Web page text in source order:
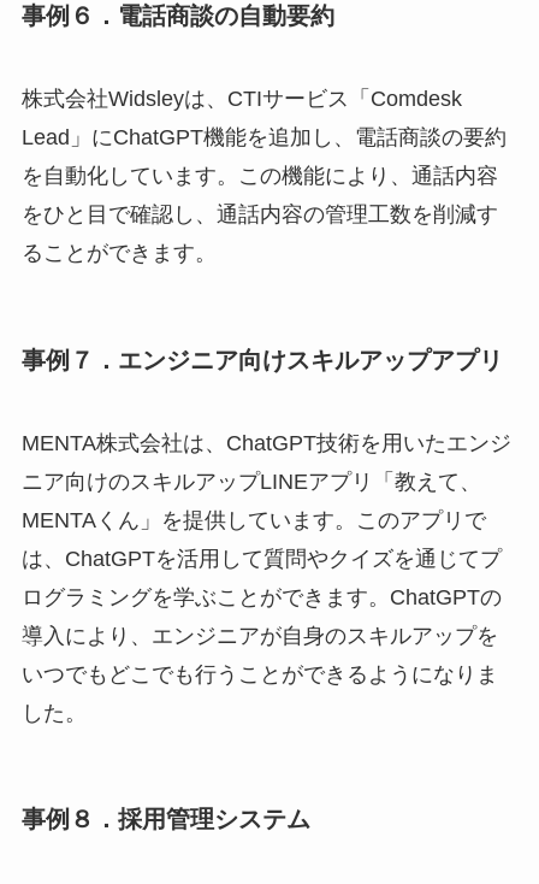
事例６．電話商談の自動要約
株式会社Widsleyは、CTIサービス「Comdesk
Lead」にChatGPT機能を追加し、電話商談の要約
を自動化しています。この機能により、通話内容
をひと目で確認し、通話内容の管理工数を削減す
ることができます。
事例７．エンジニア向けスキルアップアプリ
MENTA株式会社は、ChatGPT技術を用いたエンジ
ニア向けのスキルアップLINEアプリ「教えて、
MENTAくん」を提供しています。このアプリで
は、ChatGPTを活用して質問やクイズを通じてプ
ログラミングを学ぶことができます。ChatGPTの
導入により、エンジニアが自身のスキルアップを
いつでもどこでも行うことができるようになりま
した。
事例８．採用管理システム